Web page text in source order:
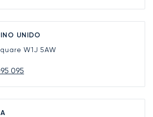
UNIDO
W1J 5AW
095